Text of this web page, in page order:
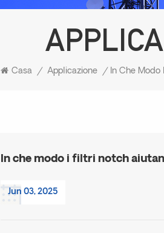
Casa / Applicazione /
In che modo i filtri notch
Jun 03, 2025